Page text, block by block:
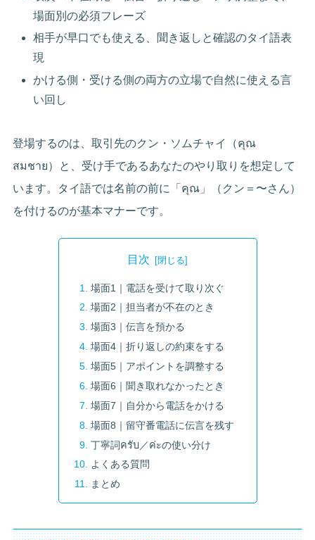
場面別の必須フレーズ
相手が早口でも使える、聞き返しと確認のタイ語表
現
かける側・受ける側の両方の立場で自然に使える言
い回し
登場するのは、取引先のクン・ソムチャイ（คุณ
สมชาย）と、受け手であるあなたのやり取りを想定して
います。タイ語では名前の前に「คุณ」（クン＝〜さん）
を付けるのが基本マナーです。
目次
場面1｜電話を受けて取り次ぐ
場面2｜担当者が不在のとき
場面3｜伝言を預かる
場面4｜折り返しの約束をする
場面5｜アポイントを調整する
場面6｜聞き取れなかったとき
場面7｜自分から電話をかける
場面8｜留守番電話に伝言を残す
丁寧詞ครับ／ค่ะの使い分け
よくある質問
まとめ